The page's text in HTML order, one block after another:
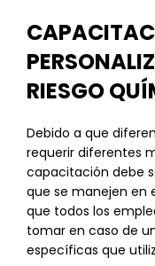
RIESGO
Debido a que
requerir diferentes
capacitación debe
que se manejen en
que todos los
tomar en caso de
específicas que